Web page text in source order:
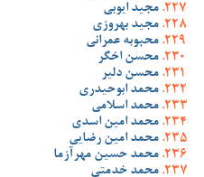
مجید ایوبی
مجید بهروزی
محبوبه عمرانی
محسن اخگر
محسن دلیر
محمد ابوحیدری
محمد اسلامی
محمد امین اسدی
محمد امین رضایی
محمد حسین مهرآزما
محمد خدمتی